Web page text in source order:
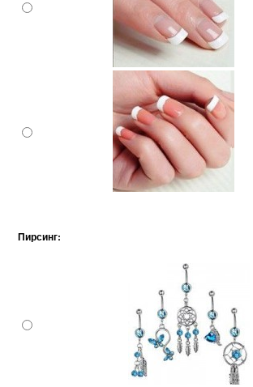
Пирсинг: